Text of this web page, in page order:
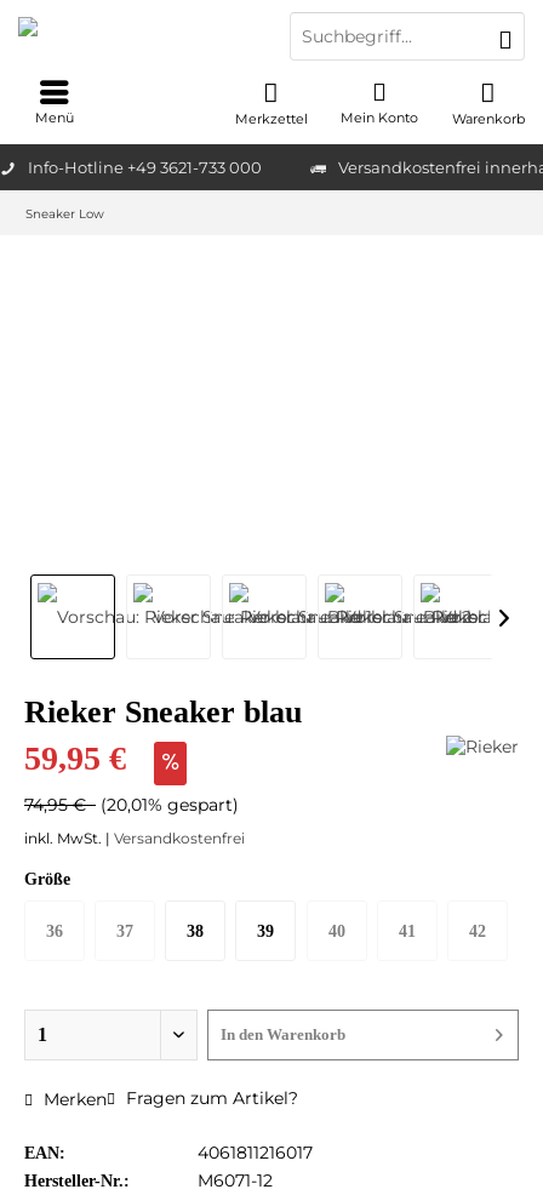
Info-Hotline +49 3621-733 000 Versandkostenfrei
Warenkorb
Merkzettel Mein Konto
Menü
Sneaker Low
Rieker Sneaker blau
59,95 €
74,95 € (20,01% gespart)
inkl. MwSt. | Versandkostenfrei
Größe
36 37 38 39 40 41 42
In den Warenkorb
Merken Fragen zum Artikel?
EAN: 4061811216017
Hersteller-Nr.: M6071-12